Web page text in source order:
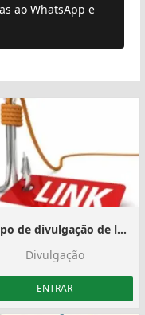
ao WhatsApp e
Grupo de divulgação de link
Divulgação
ENTRAR